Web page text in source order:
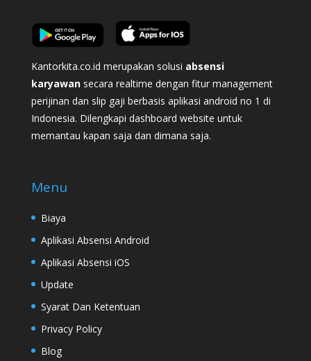
Kantorkita.co.id merupakan solusi absensi
karyawan secara realtime dengan fitur management
perijinan dan slip gaji berbasis aplikasi android no 1 di
Indonesia. Dilengkapi dashboard website untuk
memantau kapan saja dan dimana saja.
Menu
Biaya
Aplikasi Absensi Android
Aplikasi Absensi iOS
Update
Syarat Dan Ketentuan
Privacy Policy
Blog